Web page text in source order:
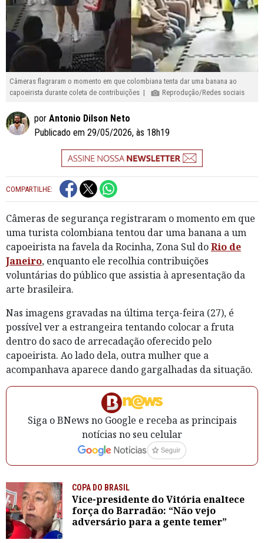
Câmeras flagraram o momento em que colombiana tenta dar uma banana ao
capoeirista durante coleta de contribuições |
Reprodução/Redes sociais
por Antonio Dilson Neto
Publicado em 29/05/2026, às 18h19
COMPARTILHE:
Câmeras de segurança registraram o momento em que
uma turista colombiana tentou dar uma banana a um
capoeirista na favela da Rocinha, Zona Sul doRio de
Janeiro, enquanto ele recolhia contribuições
voluntárias do público que assistia à apresentação da
arte brasileira.
Nas imagens gravadas na última terça-feira (27), é
possível ver a estrangeira tentando colocar a fruta
dentro do saco de arrecadação oferecido pelo
capoeirista. Ao lado dela, outra mulher que a
acompanhava aparece dando gargalhadas da situação.
Siga o BNews no Google e receba as principais
notícias no seu celular
COPA DO BRASIL
Vice-presidente do Vitória enaltece
força do Barradão: “Não vejo
adversário para a gente temer”